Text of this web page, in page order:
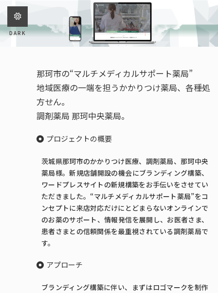
DARK
那珂市の“マルチメディカルサポート薬局”
地域医療の一端を担うかかりつけ薬局、各種処
方せん。
調剤薬局 那珂中央薬局。
プロジェクトの概要
茨城県那珂市のかかりつけ医療、調剤薬局、那珂中央
薬局様。新規店舗開設の機会にブランディング構築、
ワードプレスサイトの新規構築をお手伝いをさせてい
ただきました。“マルチメディカルサポート薬局”をコ
ンセプトに来店対応だけにとどまらないオンラインで
のお薬のサポート、情報発信を展開し、お医者さま、
患者さまとの信頼関係を最重視されている調剤薬局で
す。
アプローチ
ブランディング構築に伴い、まずはロゴマークを制作